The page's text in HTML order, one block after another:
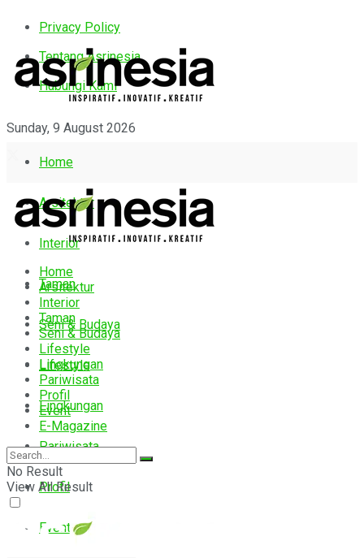
Privacy Policy
Tentang Asrinesia
Hubungi Kami
Sunday, 9 August 2026
Home
Arsitektur
Interior
Taman
Seni & Budaya
Lifestyle
Lingkungan
Pariwisata
Profil
Event
Home
Arsitektur
Interior
Taman
Seni & Budaya
Lifestyle
Lingkungan
Pariwisata
Profil
Event
E-Magazine
No Result
View All Result